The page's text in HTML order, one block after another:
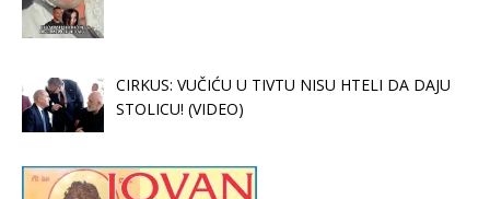
CIRKUS: VUČIĆU U TIVTU NISU HTELI DA DAJU
STOLICU! (VIDEO)